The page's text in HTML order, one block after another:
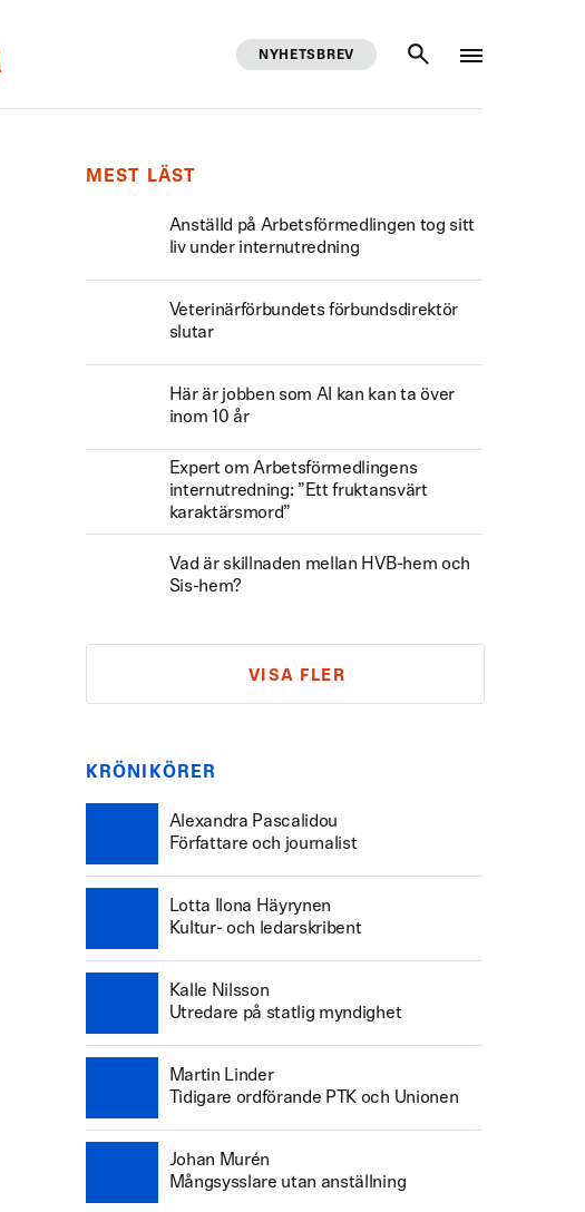
NYHETSBREV
MEST LÄST
Anställd på Arbetsförmedlingen tog sitt
liv under internutredning
Veterinärförbundets förbundsdirektör
slutar
Här är jobben som AI kan kan ta över
inom 10 år
Expert om Arbetsförmedlingens
internutredning: ”Ett fruktansvärt
karaktärsmord”
Vad är skillnaden mellan HVB-hem och
Sis-hem?
VISA FLER
KRÖNIKÖRER
Alexandra Pascalidou
Författare och journalist
Lotta Ilona Häyrynen
Kultur- och ledarskribent
Kalle Nilsson
Utredare på statlig myndighet
Martin Linder
Tidigare ordförande PTK och Unionen
Johan Murén
Mångsysslare utan anställning